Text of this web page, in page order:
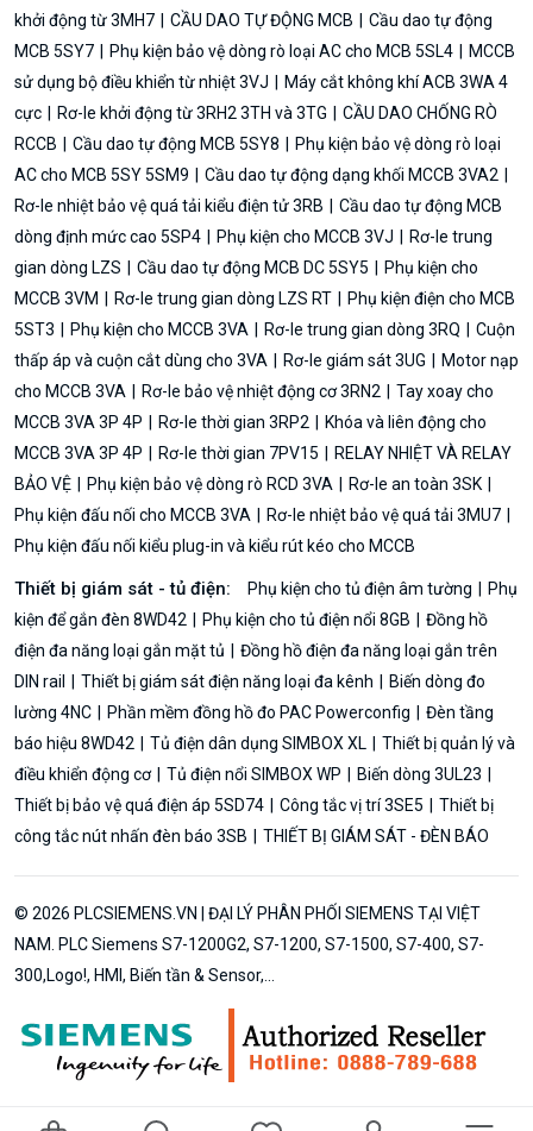
khởi động từ 3MH7
CẦU DAO TỰ ĐỘNG MCB
Cầu dao tự động
MCB 5SY7
Phụ kiện bảo vệ dòng rò loại AC cho MCB 5SL4
MCCB
sử dụng bộ điều khiển từ nhiệt 3VJ
Máy cắt không khí ACB 3WA 4
cực
Rơ-le khởi động từ 3RH2 3TH và 3TG
CẦU DAO CHỐNG RÒ
RCCB
Cầu dao tự động MCB 5SY8
Phụ kiện bảo vệ dòng rò loại
AC cho MCB 5SY 5SM9
Cầu dao tự động dạng khối MCCB 3VA2
Rơ-le nhiệt bảo vệ quá tải kiểu điện tử 3RB
Cầu dao tự động MCB
dòng định mức cao 5SP4
Phụ kiện cho MCCB 3VJ
Rơ-le trung
gian dòng LZS
Cầu dao tự động MCB DC 5SY5
Phụ kiện cho
MCCB 3VM
Rơ-le trung gian dòng LZS RT
Phụ kiện điện cho MCB
5ST3
Phụ kiện cho MCCB 3VA Rơ-le trung gian dòng 3RQ
Cuộn
thấp áp và cuộn cắt dùng cho 3VA
Rơ-le giám sát 3UG
Motor nạp
cho MCCB 3VA
Rơ-le bảo vệ nhiệt động cơ 3RN2
Tay xoay cho
MCCB 3VA 3P 4P
Rơ-le thời gian 3RP2
Khóa và liên động cho
MCCB 3VA 3P 4P
Rơ-le thời gian 7PV15
RELAY NHIỆT VÀ RELAY
BẢO VỆ
Phụ kiện bảo vệ dòng rò RCD 3VA
Rơ-le an toàn 3SK
Phụ kiện đấu nối cho MCCB 3VA
Rơ-le nhiệt bảo vệ quá tải 3MU7
Phụ kiện đấu nối kiểu plug-in và kiểu rút kéo cho MCCB
Thiết bị giám sát - tủ điện: Phụ kiện cho tủ điện âm tường
Phụ
kiện để gắn đèn 8WD42
Phụ kiện cho tủ điện nổi 8GB
Đồng hồ
điện đa năng loại gắn mặt tủ
Đồng hồ điện đa năng loại gắn trên
DIN rail
Thiết bị giám sát điện năng loại đa kênh
Biến dòng đo
lường 4NC
Phần mềm đồng hồ đo PAC Powerconfig
Đèn tầng
báo hiệu 8WD42
Tủ điện dân dụng SIMBOX XL
Thiết bị quản lý và
điều khiển động cơ
Tủ điện nổi SIMBOX WP
Biến dòng 3UL23
Thiết bị bảo vệ quá điện áp 5SD74
Công tắc vị trí 3SE5
Thiết bị
công tắc nút nhấn đèn báo 3SB
THIẾT BỊ GIÁM SÁT - ĐÈN BÁO
© 2026 PLCSIEMENS.VN | ĐẠI LÝ PHÂN PHỐI SIEMENS TẠI VIỆT
NAM. PLC Siemens S7-1200G2, S7-1200, S7-1500, S7-400, S7-
300,Logo!, HMI, Biến tần & Sensor,...